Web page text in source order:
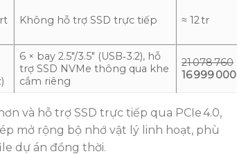
Không hỗ trợ SSD trực tiếp ≈ 12 tr
6 × bay 2.5″/3.5″ (USB‑3.2), hỗ
trợ SSD NVMe thông qua khe
cắm riêng
21 078 760
16 999 000
và hỗ trợ SSD trực tiếp qua PCIe 4.0,
mở rộng bộ nhớ vật lý linh hoạt, phù
dự án đồng thời.